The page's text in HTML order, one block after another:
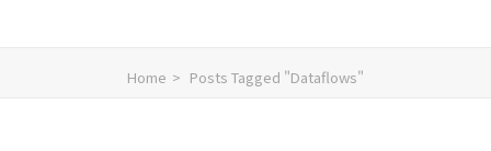
Home Posts Tagged "Dataflows"